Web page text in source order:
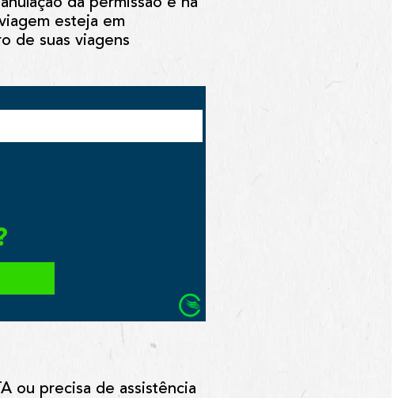
esteja em
de suas viagens
ou precisa de assistência